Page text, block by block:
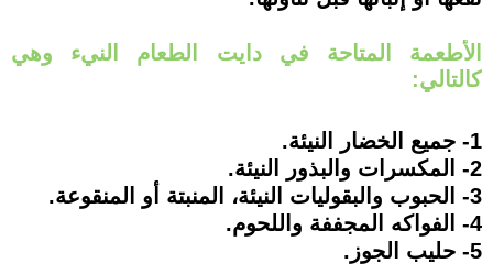
الأطعمة المتاحة في دايت الطعام النيء وهي
كالتالي:
1- جميع الخضار النيئة.
2- المكسرات والبذور النيئة.
3- الحبوب والبقوليات النيئة، المنبتة أو المنقوعة.
4- الفواكه المجففة واللحوم.
5- حليب الجوز.